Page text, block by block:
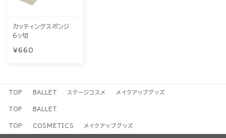
カッティングスポンジ
6ッ切
¥660
TOP BALLET ステージコスメ メイクアップグッズ
TOP BALLET
TOP COSMETICS メイクアップグッズ